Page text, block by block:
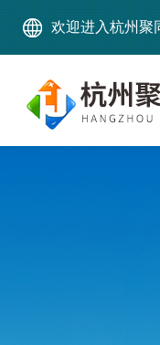
欢迎进入杭州聚